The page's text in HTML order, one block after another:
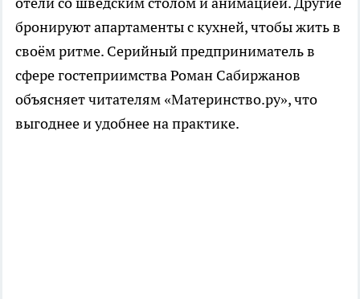
бронируют апартаменты с кухней, чтобы жить в
своём ритме. Серийный предприниматель в
сфере гостеприимства Роман Сабиржанов
объясняет читателям «Материнство.ру», что
выгоднее и удобнее на практике.